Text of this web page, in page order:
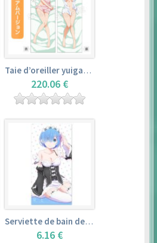
Taie d’oreiller yuigahama yui (50cm×150cm) – yahari ore no seishun love comedy wa machigatteiru. zoku
220.06 €
Serviette de bain de rem (120×60cm) – re:zero kara hajimeru isekai seikatsu
6.16 €